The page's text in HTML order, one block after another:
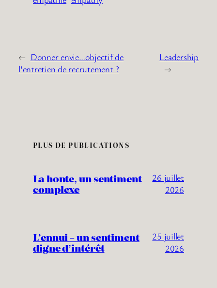
← Donner envie…objectif de
l’entretien de recrutement ?
Leadership
→
PLUS DE PUBLICATIONS
La honte, un sentiment
complexe
26 juillet
2026
L’ennui – un sentiment
digne d’intérêt
25 juillet
2026